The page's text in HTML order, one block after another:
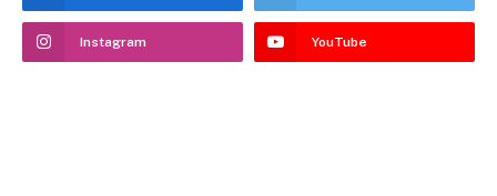
Instagram YouTube